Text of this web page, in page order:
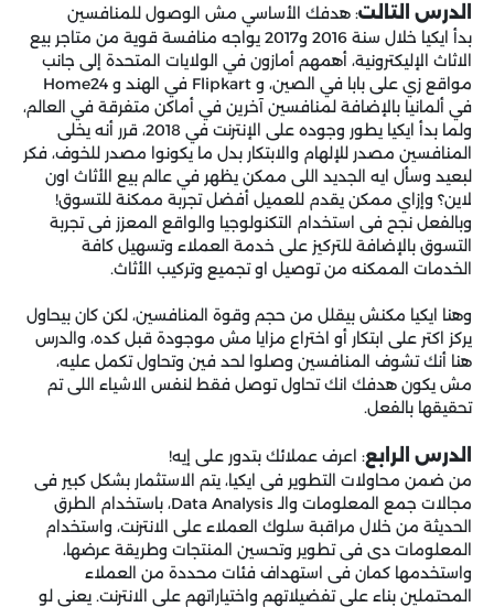
الدرس التالت: هدفك الأساسي مش الوصول للمنافسين
بدأ ايكيا خلال سنة 2016 و2017 يواجه منافسة قوية من متاجر بيع
الاثاث الإليكترونية، أهمهم أمازون في الولايات المتحدة إلى جانب
مواقع زي على بابا في الصين، و Flipkart في الهند و Home24
في ألمانيا بالإضافة لمنافسين آخرين في أماكن متفرقة في العالم،
ولما بدأ ايكيا يطور وجوده على الإنترنت في 2018، قرر أنه يخلى
المنافسين مصدر للإلهام والابتكار بدل ما يكونوا مصدر للخوف، فكر
لبعيد وسأل ايه الجديد اللى ممكن يظهر في عالم بيع الأثاث اون
لاين؟ وإزاي ممكن يقدم للعميل أفضل تجربة ممكنة للتسوق!
وبالفعل نجح فى استخدام التكنولوجيا والواقع المعزز فى تجربة
التسوق بالإضافة للتركيز على خدمة العملاء وتسهيل كافة
الخدمات الممكنه من توصيل او تجميع وتركيب الأثاث.
وهنا ايكيا مكنش بيقلل من حجم وقوة المنافسين، لكن كان بيحاول
يركز اكتر على ابتكار أو اختراع مزايا مش موجودة قبل كده، والدرس
هنا أنك تشوف المنافسين وصلوا لحد فين وتحاول تكمل عليه،
مش يكون هدفك انك تحاول توصل فقط لنفس الاشياء اللى تم
تحقيقها بالفعل.
الدرس الرابع: اعرف عملائك بتدور على إيه!
من ضمن محاولات التطوير فى ايكيا، يتم الاستثمار بشكل كبير فى
مجالات جمع المعلومات والـ Data Analysis، باستخدام الطرق
الحديثة من خلال مراقبة سلوك العملاء على الانترنت، واستخدام
المعلومات دى فى تطوير وتحسين المنتجات وطريقة عرضها،
واستخدمها كمان فى استهداف فئات محددة من العملاء
المحتملين بناء على تفضيلاتهم واختياراتهم على الانترنت. يعنى لو